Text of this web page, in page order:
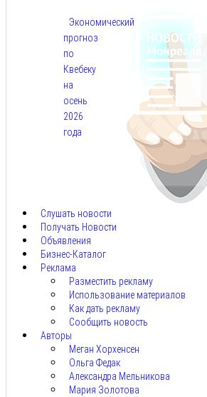
Экономический
прогноз
по
Квебеку
на
осень
2026
года
Слушать новости
Получать Новости
Объявления
Бизнес-Каталог
Реклама
Разместить рекламу
Использование материалов
Как дать рекламу
Сообщить новость
Авторы
Меган Хорхенсен
Ольга Федак
Александра Мельникова
Мария Золотова